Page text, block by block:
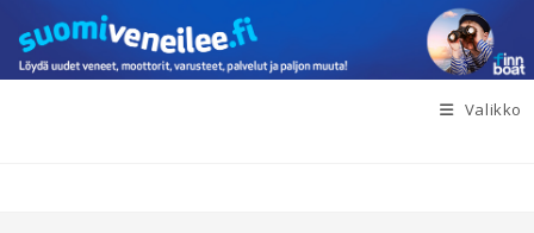
suoraan
sisältöön
Valikko